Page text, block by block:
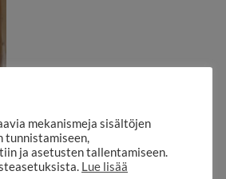
mekanismeja sisältöjen
tunnistamiseen,
ja asetusten tallentamiseen.
Lue lisää